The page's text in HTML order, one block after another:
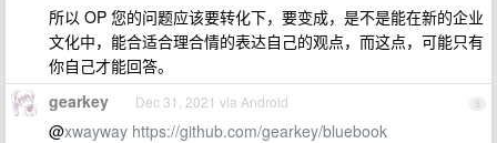
所以 OP 您的问题应该要转化下，要变成，是不是能在新的企业
文化中，能合适合理合情的表达自己的观点，而这点，可能只有
你自己才能回答。
8
gearkey Dec 31, 2021 via Android
@xwayway https://github.com/gearkey/bluebook